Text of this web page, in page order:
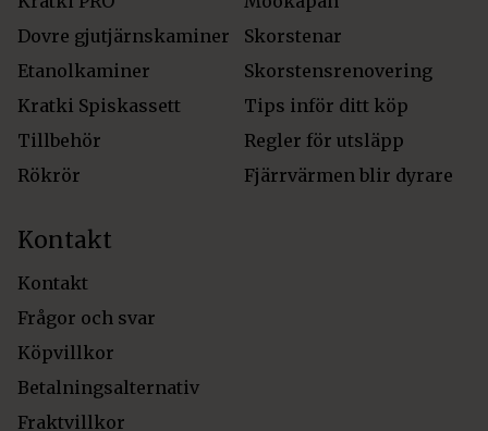
Dovre gjutjärnskaminer
Etanolkaminer
Kratki Spiskassett
Tillbehör
Rökrör
Skorstenar
Skorstensrenovering
Tips inför ditt köp
Regler för utsläpp
Fjärrvärmen blir dyrare
Kontakt
Kontakt
Frågor och svar
Köpvillkor
Betalningsalternativ
Fraktvillkor